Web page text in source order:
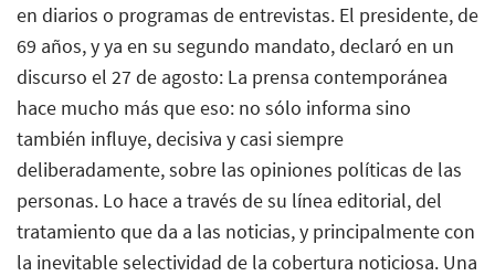
en diarios o programas de entrevistas. El presidente, de
69 años, y ya en su segundo mandato, declaró en un
discurso el 27 de agosto: La prensa contemporánea
hace mucho más que eso: no sólo informa sino
también influye, decisiva y casi siempre
deliberadamente, sobre las opiniones políticas de las
personas. Lo hace a través de su línea editorial, del
tratamiento que da a las noticias, y principalmente con
la inevitable selectividad de la cobertura noticiosa. Una